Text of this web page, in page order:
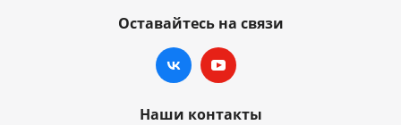
Оставайтесь на связи
Наши контакты